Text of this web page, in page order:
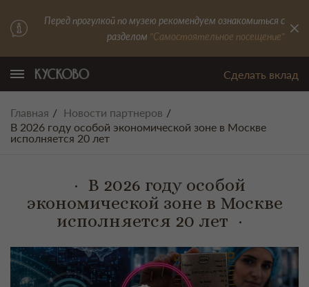
Перед прогулкой по музею рекомендуем ознакомиться с
разделом "Самостоятельное посещение"
Сделать вклад
Главная
Новости партнеров
В 2026 году особой экономической зоне в Москве
исполняется 20 лет
В 2026 году особой
экономической зоне в Москве
исполняется 20 лет